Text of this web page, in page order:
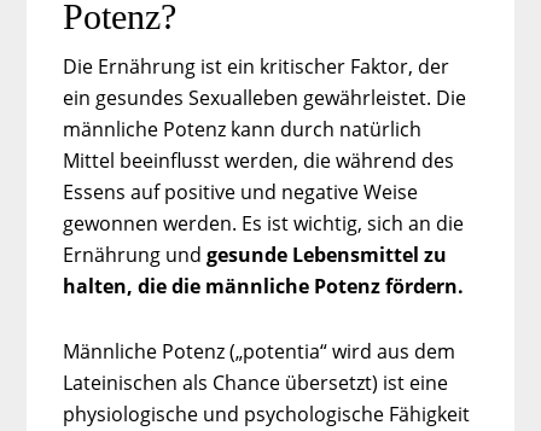
Potenz?
Die Ernährung ist ein kritischer Faktor, der
ein gesundes Sexualleben gewährleistet. Die
männliche Potenz kann durch natürlich
Mittel beeinflusst werden, die während des
Essens auf positive und negative Weise
gewonnen werden. Es ist wichtig, sich an die
Ernährung undgesunde Lebensmittel zu
halten, die die männliche Potenz fördern.
Männliche Potenz („potentia“ wird aus dem
Lateinischen als Chance übersetzt) ist eine
physiologische und psychologische Fähigkeit